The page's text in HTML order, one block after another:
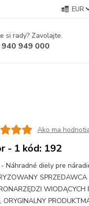
EUR
si rady? Zavolajte.
949 000
Ako ma
- 1 kód: 192
Náhradné diely pre
SPRZEDAWCA
WIODĄCYCH
ORYGINALNY